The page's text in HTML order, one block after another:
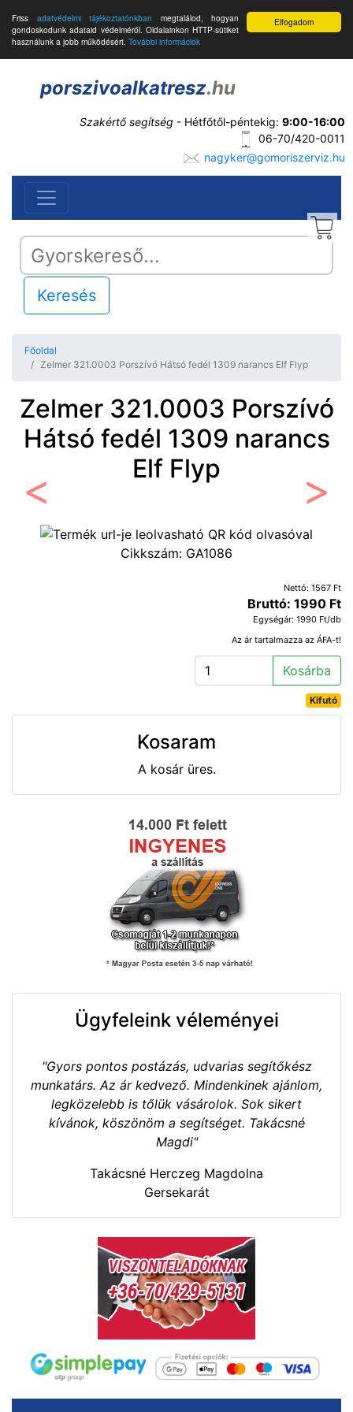
Elfogadom
Friss adatvédelmi tájékoztatónkban megtalálod, hogyan
gondoskodunk adataid védelméről. Oldalainkon HTTP-sütiket
használunk a jobb működésért. További információk
porszivoalkatresz.hu
Szakértő segítség - Hétfőtől-péntekig: 9:00-16:00
06-70/420-0011
nagyker@gomoriszerviz.hu
Keresés
Főoldal
Zelmer 321.0003 Porszívó Hátsó fedél 1309 narancs Elf Flyp
Zelmer 321.0003 Porszívó
Hátsó fedél 1309 narancs
Elf Flyp
Előző
Cikkszám: GA1086
Nettó: 1567 Ft
Bruttó: 1990 Ft
Egységár: 1990 Ft/db
Az ár tartalmazza az ÁFA-t!
Kosárba
Kifutó
Kosaram
A kosár üres.
Ügyfeleink véleményei
"Gyors pontos postázás, udvarias segítőkész
munkatárs. Az ár kedvező. Mindenkinek ajánlom,
legközelebb is tőlük vásárolok. Sok sikert
kívánok, köszönöm a segítséget. Takácsné
Magdi"
Takácsné Herczeg Magdolna
Gersekarát